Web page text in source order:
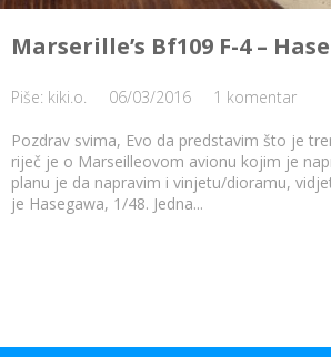
Marserille’s Bf109 F-4 –
Piše: kiki.o. 06/03/2016 1 komentar
Pozdrav svima, Evo da predstavim što je
riječ je o Marseilleovom avionu kojim je
planu je da napravim i vinjetu/dioramu,
je Hasegawa, 1/48. Jedna...